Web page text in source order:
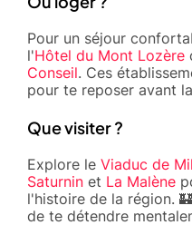
Pour un séjour
l'Hôtel du Mont Lozère
Conseil. Ces
pour te reposer avant
Que visiter ?
Explore le Viaduc de
Saturnin et La Malène
l'histoire de la région.
de te détendre